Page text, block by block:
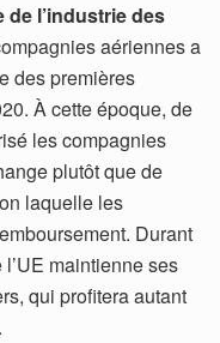
de l’industrie des
aériennes a
des premières
À cette époque, de
les compagnies
plutôt que de
laquelle les
Durant
maintienne ses
qui profitera autant